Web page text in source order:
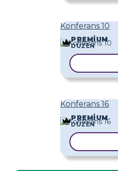
Konferans 10
PREMIUM
DÜZEN
Konferans 16
PREMIUM
DÜZEN